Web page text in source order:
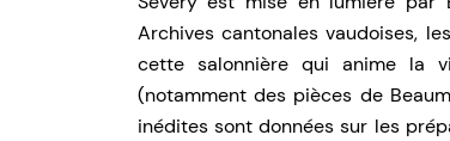
Archives cantonales vaudoises,
cette salonnière qui anime la
(notamment des pièces de
inédites sont données sur les